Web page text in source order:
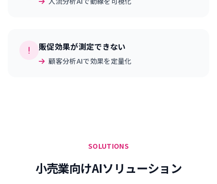
販促効果が測定できない
顧客分析AIで効果を定量化
SOLUTIONS
小売業向けAIソリューション